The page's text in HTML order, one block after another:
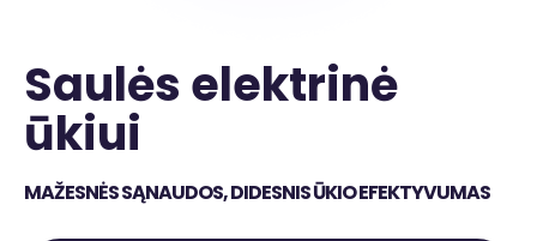
Saulės elektrinė
ūkiui
MAŽESNĖS SĄNAUDOS, DIDESNIS ŪKIO EFEKTYVUMAS